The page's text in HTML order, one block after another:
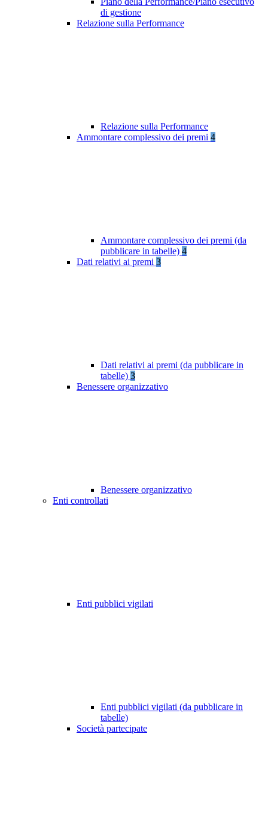
di gestione
Relazione sulla Performance
Relazione sulla Performance
Ammontare complessivo dei premi 4
Ammontare complessivo dei premi (da
pubblicare in tabelle) 4
Dati relativi ai premi 3
Dati relativi ai premi (da pubblicare in
tabelle) 3
Benessere organizzativo
Benessere organizzativo
Enti controllati
Enti pubblici vigilati
Enti pubblici vigilati (da pubblicare in
tabelle)
Società partecipate